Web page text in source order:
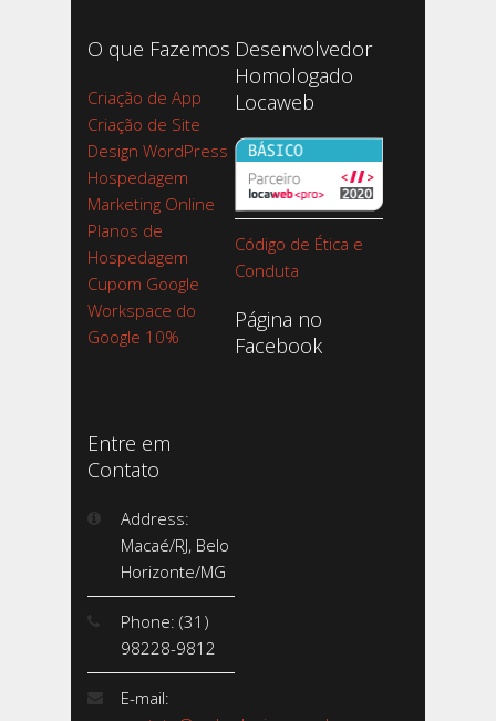
O que Fazemos
Criação de App
Criação de Site
Design WordPress
Hospedagem
Marketing Online
Planos de
Hospedagem
Cupom Google
Workspace do
Google 10%
Desenvolvedor
Homologado
Locaweb
Código de Ética e
Conduta
Página no
Facebook
Entre em
Contato
Address:
Macaé/RJ, Belo
Horizonte/MG
Phone: (31)
98228-9812
E-mail: